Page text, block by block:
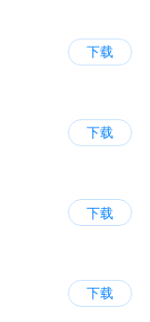
下载
下载
下载
下载